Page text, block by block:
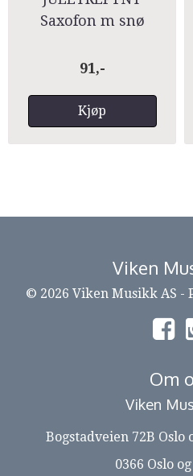
Saxofon m snø
91,-
Kjøp
Viken
© 2026 Viken Musikk AS -
Om
Viken
Bogstadveien 72B
0366 Oslo